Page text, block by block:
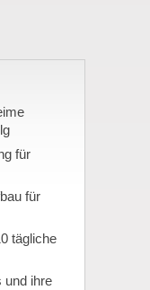
für
für
tägliche
und ihre